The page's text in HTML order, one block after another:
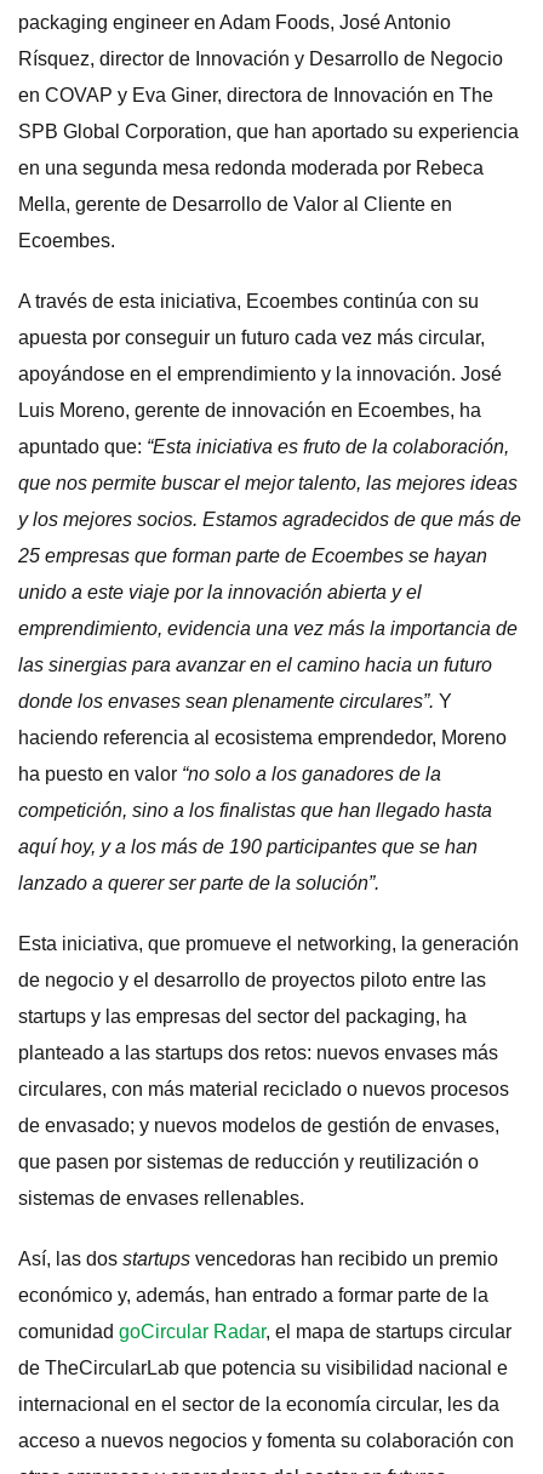
packaging engineer en Adam Foods, José Antonio
Rísquez, director de Innovación y Desarrollo de Negocio
en COVAP y Eva Giner, directora de Innovación en The
SPB Global Corporation, que han aportado su experiencia
en una segunda mesa redonda moderada por Rebeca
Mella, gerente de Desarrollo de Valor al Cliente en
Ecoembes.
A través de esta iniciativa, Ecoembes continúa con su
apuesta por conseguir un futuro cada vez más circular,
apoyándose en el emprendimiento y la innovación. José
Luis Moreno, gerente de innovación en Ecoembes, ha
apuntado que: “Esta iniciativa es fruto de la colaboración,
que nos permite buscar el mejor talento, las mejores ideas
y los mejores socios. Estamos agradecidos de que más de
25 empresas que forman parte de Ecoembes se hayan
unido a este viaje por la innovación abierta y el
emprendimiento, evidencia una vez más la importancia de
las sinergias para avanzar en el camino hacia un futuro
donde los envases sean plenamente circulares”. Y
haciendo referencia al ecosistema emprendedor, Moreno
ha puesto en valor “no solo a los ganadores de la
competición, sino a los finalistas que han llegado hasta
aquí hoy, y a los más de 190 participantes que se han
lanzado a querer ser parte de la solución”.
Esta iniciativa, que promueve el networking, la generación
de negocio y el desarrollo de proyectos piloto entre las
startups y las empresas del sector del packaging, ha
planteado a las startups dos retos: nuevos envases más
circulares, con más material reciclado o nuevos procesos
de envasado; y nuevos modelos de gestión de envases,
que pasen por sistemas de reducción y reutilización o
sistemas de envases rellenables.
Así, las dos startups vencedoras han recibido un premio
económico y, además, han entrado a formar parte de la
comunidad goCircular Radar, el mapa de startups circular
de TheCircularLab que potencia su visibilidad nacional e
internacional en el sector de la economía circular, les da
acceso a nuevos negocios y fomenta su colaboración con